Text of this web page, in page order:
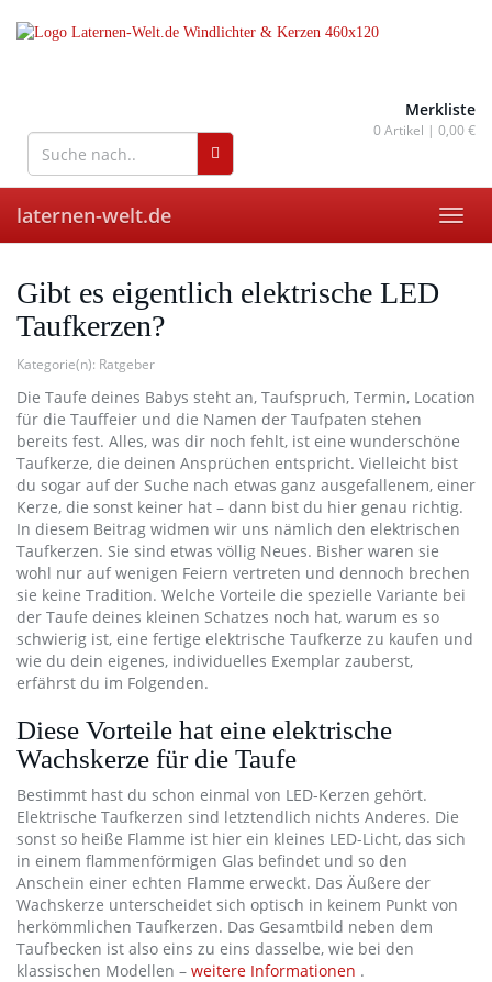
Merkliste
0Artikel | 0,00 €
laternen-welt.de
Gibt es eigentlich elektrische LED
Taufkerzen?
Kategorie(n): Ratgeber
Die Taufe deines Babys steht an, Taufspruch, Termin, Location
für die Tauffeier und die Namen der Taufpaten stehen
bereits fest. Alles, was dir noch fehlt, ist eine wunderschöne
Taufkerze, die deinen Ansprüchen entspricht. Vielleicht bist
du sogar auf der Suche nach etwas ganz ausgefallenem, einer
Kerze, die sonst keiner hat – dann bist du hier genau richtig.
In diesem Beitrag widmen wir uns nämlich den elektrischen
Taufkerzen. Sie sind etwas völlig Neues. Bisher waren sie
wohl nur auf wenigen Feiern vertreten und dennoch brechen
sie keine Tradition. Welche Vorteile die spezielle Variante bei
der Taufe deines kleinen Schatzes noch hat, warum es so
schwierig ist, eine fertige elektrische Taufkerze zu kaufen und
wie du dein eigenes, individuelles Exemplar zauberst,
erfährst du im Folgenden.
Diese Vorteile hat eine elektrische
Wachskerze für die Taufe
Bestimmt hast du schon einmal von LED-Kerzen gehört.
Elektrische Taufkerzen sind letztendlich nichts Anderes. Die
sonst so heiße Flamme ist hier ein kleines LED-Licht, das sich
in einem flammenförmigen Glas befindet und so den
Anschein einer echten Flamme erweckt. Das Äußere der
Wachskerze unterscheidet sich optisch in keinem Punkt von
herkömmlichen Taufkerzen. Das Gesamtbild neben dem
Taufbecken ist also eins zu eins dasselbe, wie bei den
klassischen Modellen – weitere Informationen .